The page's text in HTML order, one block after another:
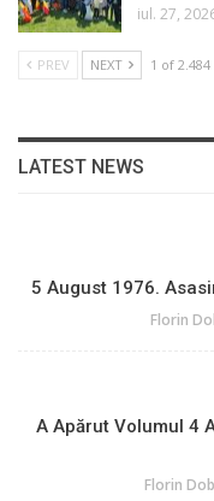
iul. 27,
PREV NEXT 1 of 2.484
LATEST NEWS
5 August 1976.
Florin
A Apărut Volumul 4
Florin